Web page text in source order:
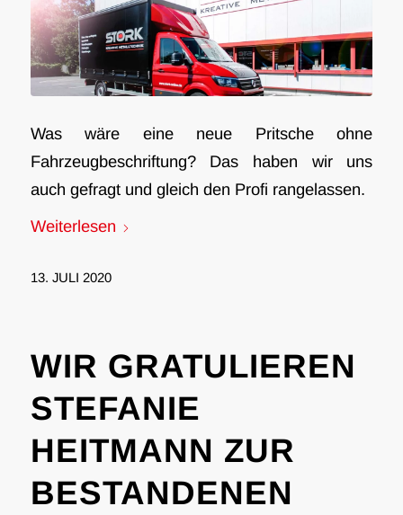
Was wäre eine neue Pritsche ohne
Fahrzeugbeschriftung? Das haben wir uns
auch gefragt und gleich den Profi rangelassen.
Weiterlesen
13. JULI 2020
WIR GRATULIEREN
STEFANIE
HEITMANN ZUR
BESTANDENEN